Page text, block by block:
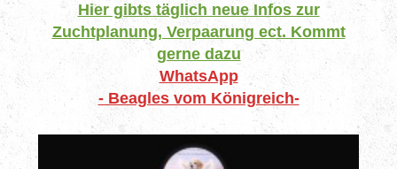
Hier gibts täglich neue Infos zur
Zuchtplanung, Verpaarung ect. Kommt
gerne dazu
WhatsApp
- Beagles vom Königreich-